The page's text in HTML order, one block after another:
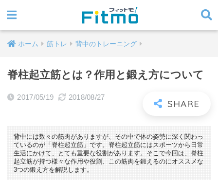
ホーム 筋トレ 背中のトレーニング
脊柱起立筋とは？作用と鍛え方について
2017/05/19 2018/08/27
背中には数々の筋肉がありますが、その中で体の姿勢に深く関わっ
ているのが「脊柱起立筋」です。脊柱起立筋にはスポーツから日常
生活にかけて、とても重要な役割があります。そこで今回は、脊柱
起立筋が持つ様々な作用や役割、この筋肉を鍛えるのにオススメな
3つの鍛え方を解説します。